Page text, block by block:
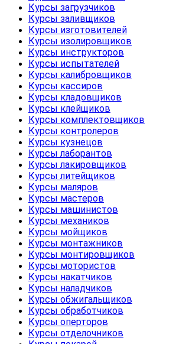
Курсы загрузчиков
Курсы заливщиков
Курсы изготовителей
Курсы изолировщиков
Курсы инструкторов
Курсы испытателей
Курсы калибровщиков
Курсы кассиров
Курсы кладовщиков
Курсы клейщиков
Курсы комплектовщиков
Курсы контролеров
Курсы кузнецов
Курсы лаборантов
Курсы лакировщиков
Курсы литейщиков
Курсы маляров
Курсы мастеров
Курсы машинистов
Курсы механиков
Курсы мойщиков
Курсы монтажников
Курсы монтировщиков
Курсы мотористов
Курсы накатчиков
Курсы наладчиков
Курсы обжигальщиков
Курсы обработчиков
Курсы оперторов
Курсы отделочников